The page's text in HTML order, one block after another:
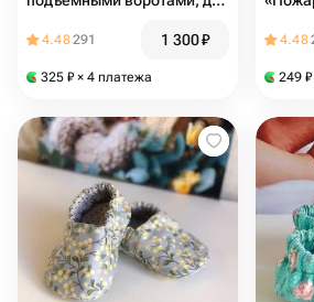
4.48291 1 300₽
325 ₽ × 4 платежа
4.48
249 ₽